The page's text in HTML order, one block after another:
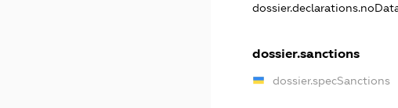
dossier.sanctions
dossier.specSanctions